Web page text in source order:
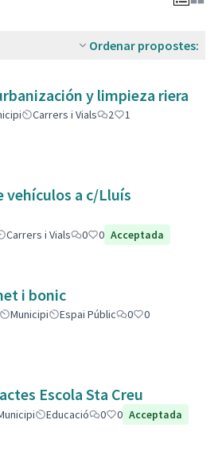
Ordenar propostes:
y limpieza riera
Carrers i Vials 2
1
vehículos a c/Lluís
Carrers i Vials 0 0 Acceptada
i bonic
Municipi Espai Públic 0
0
Escola Sta Creu
Educació 0 0 Acceptada